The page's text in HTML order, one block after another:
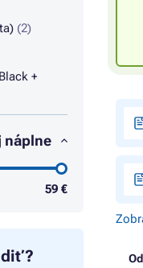
(2)
+
náplne
59 €